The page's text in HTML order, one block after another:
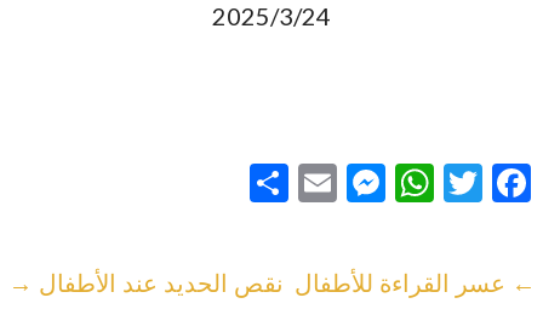
2025/3/24
F
b
T
itt
er
W
at
s
M
se
n
E
l
تصفّح
← عسر القراءة للأطفال نقص الحديد عند الأطفال →